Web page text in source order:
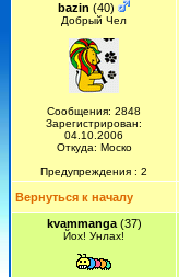
bazin (40)
Добрый Чел
Сообщения: 2848
Зарегистрирован:
04.10.2006
Откуда: Моско
Предупреждения : 2
Вернуться к началу
kvammanga(37)
Йох! Унлах!